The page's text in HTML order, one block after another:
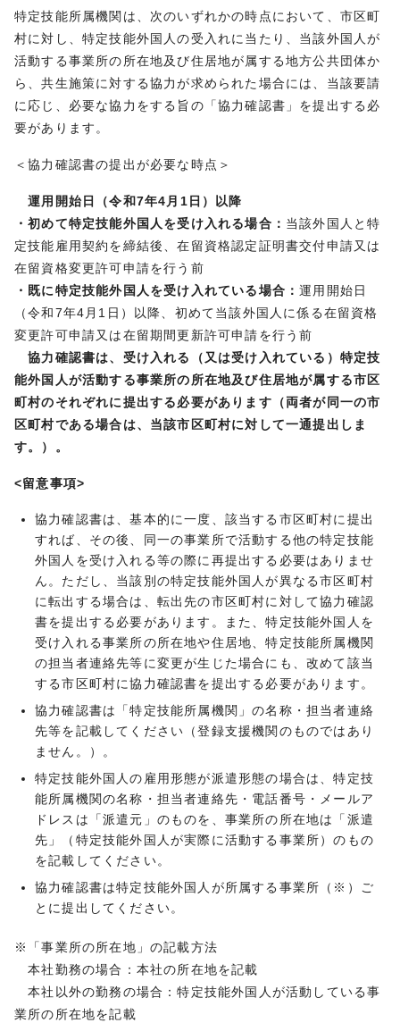
特定技能所属機関は、次のいずれかの時点において、市区町
村に対し、特定技能外国人の受入れに当たり、当該外国人が
活動する事業所の所在地及び住居地が属する地方公共団体か
ら、共生施策に対する協力が求められた場合には、当該要請
に応じ、必要な協力をする旨の「協力確認書」を提出する必
要があります。
＜協力確認書の提出が必要な時点＞
運用開始日（令和7年4月1日）以降
・初めて特定技能外国人を受け入れる場合： 当該外国人と特
定技能雇用契約を締結後、在留資格認定証明書交付申請又は
在留資格変更許可申請を行う前
・既に特定技能外国人を受け入れている場合：運用開始日
（令和7年4月1日）以降、初めて当該外国人に係る在留資格
変更許可申請又は在留期間更新許可申請を行う前
協力確認書は、受け入れる（又は受け入れている）特定技
能外国人が活動する事業所の所在地及び住居地が属する市区
町村のそれぞれに提出する必要があります（両者が同一の市
区町村である場合は、当該市区町村に対して一通提出しま
す。）。
<留意事項>
協力確認書は、基本的に一度、該当する市区町村に提出
すれば、その後、同一の事業所で活動する他の特定技能
外国人を受け入れる等の際に再提出する必要はありませ
ん。ただし、当該別の特定技能外国人が異なる市区町村
に転出する場合は、転出先の市区町村に対して協力確認
書を提出する必要があります。また、特定技能外国人を
受け入れる事業所の所在地や住居地、特定技能所属機関
の担当者連絡先等に変更が生じた場合にも、改めて該当
する市区町村に協力確認書を提出する必要があります。
協力確認書は「特定技能所属機関」の名称・担当者連絡
先等を記載してください（登録支援機関のものではあり
ません。）。
特定技能外国人の雇用形態が派遣形態の場合は、特定技
能所属機関の名称・担当者連絡先・電話番号・メールア
ドレスは「派遣元」のものを、事業所の所在地は「派遣
先」（特定技能外国人が実際に活動する事業所）のもの
を記載してください。
協力確認書は特定技能外国人が所属する事業所（※）ご
とに提出してください。
※「事業所の所在地」の記載方法
本社勤務の場合：本社の所在地を記載
本社以外の勤務の場合：特定技能外国人が活動している事
業所の所在地を記載